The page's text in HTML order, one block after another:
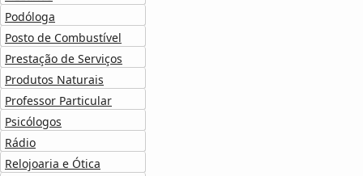
Podóloga
Posto de Combustível
Prestação de Serviços
Produtos Naturais
Professor Particular
Psicólogos
Rádio
Relojoaria e Ótica